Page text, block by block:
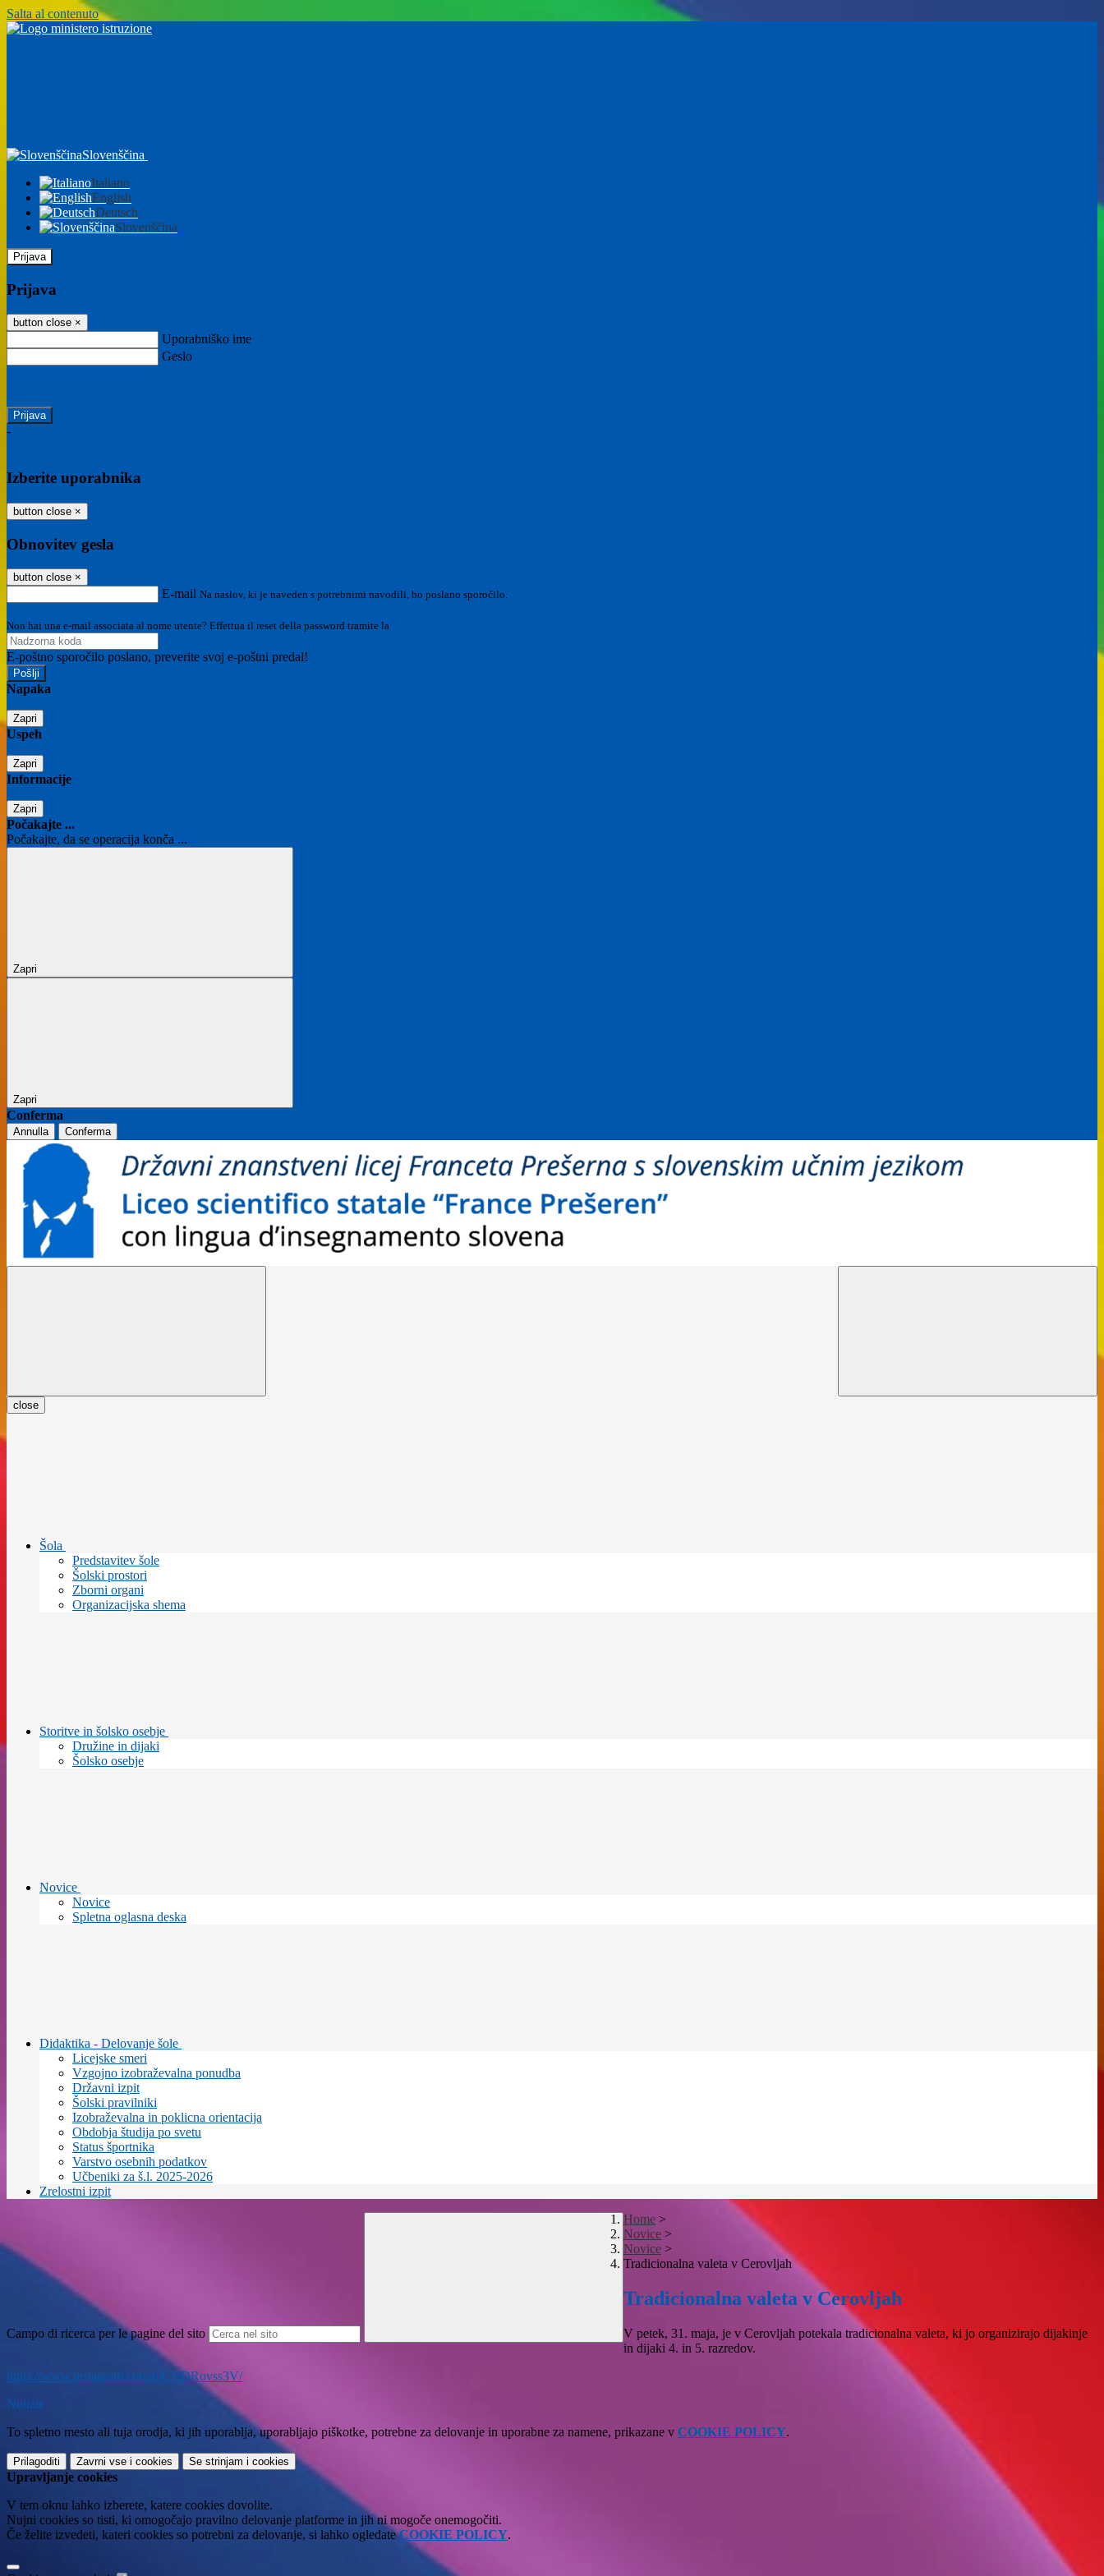
Salta al contenuto
Slovenščina
Italiano
English
Deutsch
Slovenščina
Prijava
Prijava
button close ×
Uporabniško ime
Geslo
-
Izberite uporabnika
button close ×
Obnovitev gesla
button close ×
E-mail Na naslov, ki je naveden s potrebnimi navodili, bo poslano sporočilo.
Non hai una e-mail associata al nome utente? Effettua il reset della password tramite la
E-poštno sporočilo poslano, preverite svoj e-poštni predal!
Napaka
Zapri
Uspeh
Zapri
Informacije
Zapri
Počakajte ...
Počakajte, da se operacija konča ...
Zapri
Zapri
Conferma
Annulla Conferma
close
Šola
Predstavitev šole
Šolski prostori
Zborni organi
Organizacijska shema
Storitve in šolsko osebje
Družine in dijaki
Šolsko osebje
Novice
Novice
Spletna oglasna deska
Didaktika - Delovanje šole
Licejske smeri
Vzgojno izobraževalna ponudba
Državni izpit
Šolski pravilniki
Izobraževalna in poklicna orientacija
Obdobja študija po svetu
Status športnika
Varstvo osebnih podatkov
Učbeniki za š.l. 2025-2026
Zrelostni izpit
Campo di ricerca per le pagine del sito
Home >
Novice >
Novice >
Tradicionalna valeta v Cerovljah
Tradicionalna valeta v Cerovljah
V petek, 31. maja, je v Cerovljah potekala tradicionalna valeta, ki jo organizirajo dijakinje
in dijaki 4. in 5. razredov.
https://www.instagram.com/p/C7tDRovss3V/
Notizie
To spletno mesto ali tuja orodja, ki jih uporablja, uporabljajo piškotke, potrebne za delovanje in uporabne za namene, prikazane v COOKIE POLICY.
Prilagoditi Zavrni vse i cookies Se strinjam i cookies
Upravljanje cookies
V tem oknu lahko izberete, katere cookies dovolite.
Nujni cookies so tisti, ki omogočajo pravilno delovanje platforme in jih ni mogoče onemogočiti.
Če želite izvedeti, kateri cookies so potrebni za delovanje, si lahko ogledateCOOKIE POLICY.